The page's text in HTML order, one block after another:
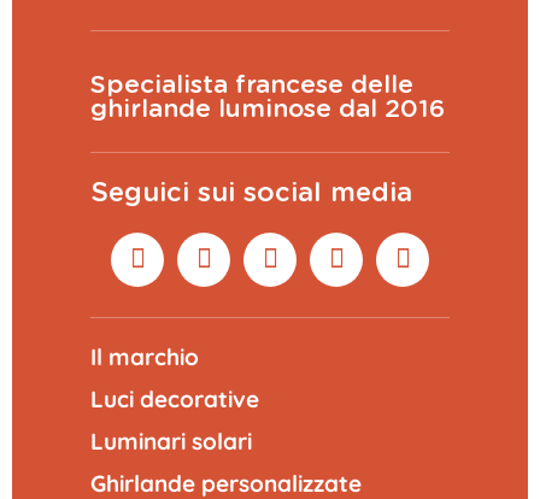
Specialista francese delle
ghirlande luminose dal 2016
Seguici sui social media
Il marchio
Luci decorative
Luminari solari
Ghirlande personalizzate